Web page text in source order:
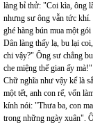
làng bỉ thử: "Coi kìa, ông
nhưng sư ông vẫn tức khí.
ghé hàng bún mua một
Dân làng thấy lạ, bu lại
chi vậy?" Ông sư chẳng
che miệng thế gian ấy mà!"
Chữ nghĩa như vậy kể là
một tết, anh con rể, vốn
kính nói: "Thưa ba, con
trong những ngày xuân".